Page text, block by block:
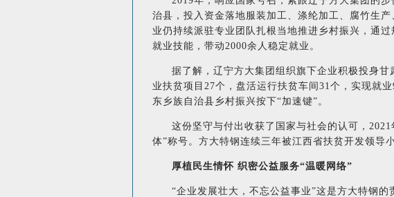
治县，投入资金落地服装加工、涤纶加工、腐竹生
业仍持续派驻专业团队扎根当地推进乡村振兴，通
就业技能，带动2000余人稳定就业。
据了解，辽宁方大集团组织旗下企业积极投身
业扶贫项目27个，盘活运行扶贫车间31个，实现就
东乡族自治县乡村振兴按下“加速键”。
这份坚守与付出收获了国家与社会的认可，
体”称号。方大特钢连续三年被江西省扶贫开发领导
厚植民生情怀 织密公益服务“温暖网络”
“企业发展壮大，不忘公益事业”这是方大特钢